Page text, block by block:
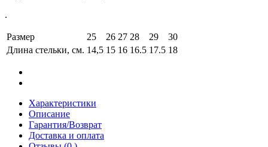
.
Размер 25 26 27 28 29
30
Длина стельки, см. 14,5 15 16 16.5 17.5 18
Характеристики
Описание
Гарантия/Возврат
Доставка и оплата